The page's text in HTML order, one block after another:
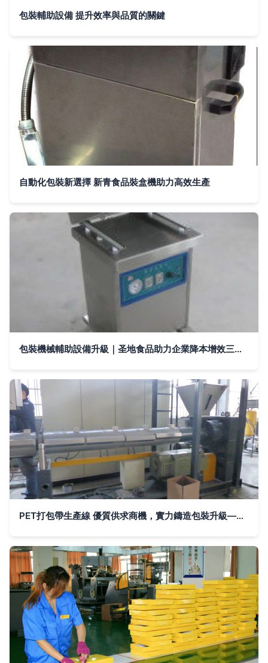
包裝輔助設備 提升效率與品質的關鍵
自動化包裝新選擇 新青食品裝盒機助力高效生產
包裝機械輔助設備升級｜圣地食品助力企業降本增效三要素
PET打包帶生產線 優質供求商機，實力鑄造包裝升級——青島隆昌捷機械引領行業前沿